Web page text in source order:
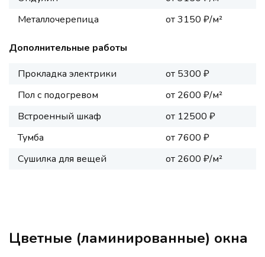
Металлочерепица
от 3150 ₽/м²
Дополнительные работы
Прокладка электрики
от 5300 ₽
Пол с подогревом
от 2600 ₽/м²
Встроенный шкаф
от 12500 ₽
Тумба
от 7600 ₽
Сушилка для вещей
от 2600 ₽/м²
Цветные (ламинированные) окна